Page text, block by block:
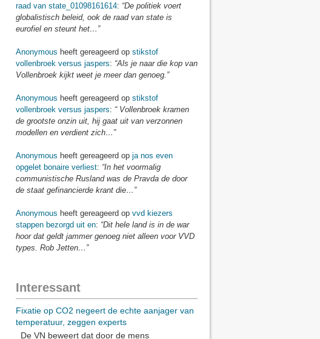
raad van state_01098161614: “De politiek voert
globalistisch beleid, ook de raad van state is
eurofiel en steunt het…”
Anonymous heeft gereageerd op stikstof
vollenbroek versus jaspers: “Als je naar die kop van
Vollenbroek kijkt weet je meer dan genoeg.”
Anonymous heeft gereageerd op stikstof
vollenbroek versus jaspers: “ Vollenbroek kramen
de grootste onzin uit, hij gaat uit van verzonnen
modellen en verdient zich…”
Anonymous heeft gereageerd op ja nos even
opgelet bonaire verliest: “In het voormalig
communistische Rusland was de Pravda de door
de staat gefinancierde krant die…”
Anonymous heeft gereageerd op vvd kiezers
stappen bezorgd uit en: “Dit hele land is in de war
hoor dat geldt jammer genoeg niet alleen voor VVD
types. Rob Jetten…”
Interessant
Fixatie op CO2 negeert de echte aanjager van
temperatuur, zeggen experts
De VN beweert dat door de mens